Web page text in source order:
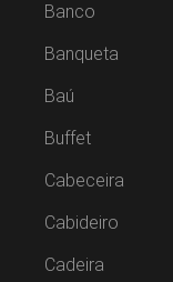
Banco
Banqueta
Baú
Buffet
Cabeceira
Cabideiro
Cadeira